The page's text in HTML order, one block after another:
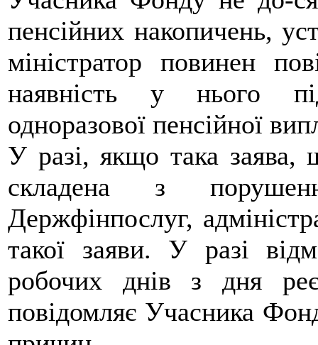
пенсійних накопичень,
міністратор повинен
наявність у нього
одноразової пенсійної
У разі, якщо така заява,
складена з
Держфінпослуг,
такої заяви. У разі
робочих днів з дня
повідомляє Учасника